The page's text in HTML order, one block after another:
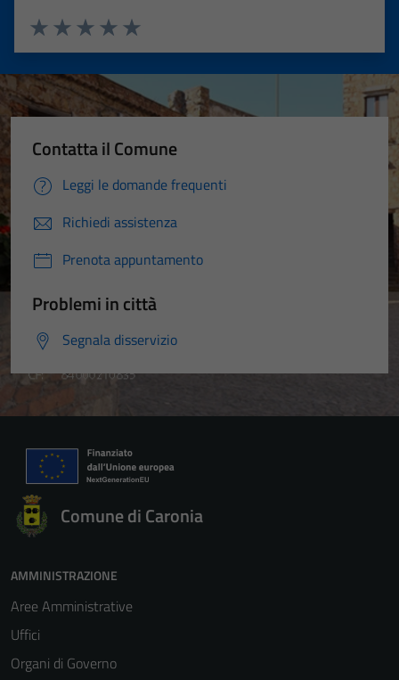
Valuta 5 stelle su 5
Valuta 4 stelle su 5
Valuta 3 stelle su 5
Valuta 2 stelle su 5
Valuta 1 stelle su 5
Contatta il Comune
Leggi le domande frequenti
Richiedi assistenza
Prenota appuntamento
Problemi in città
Segnala disservizio
Comune di Caronia
AMMINISTRAZIONE
Aree Amministrative
Uffici
Organi di Governo